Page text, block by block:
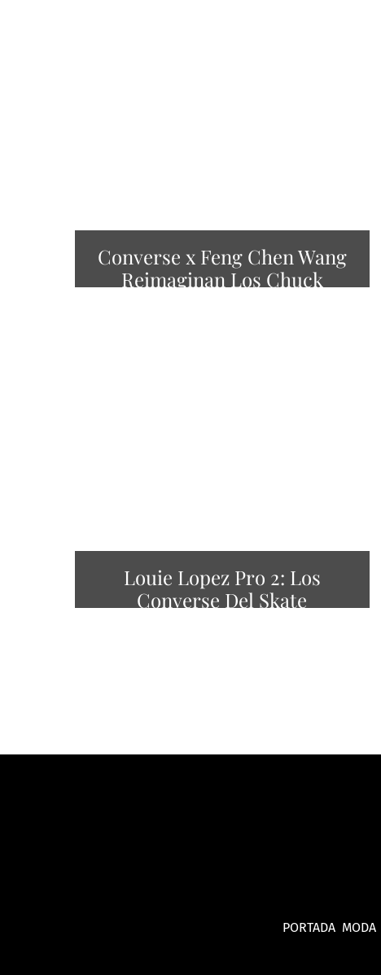
Converse x Feng Chen Wang
Reimaginan Los Chuck
Louie Lopez Pro 2: Los
Converse Del Skate
PORTADA MODA